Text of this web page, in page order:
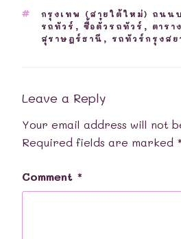
TAGS
กรุงเทพ (สายใต้ใหม่) ถนน
รถทัวร์ , ซื้อตั๋วรถทัวร์ , ตารา
สุราษฎร์ธานี , รถทัวร์กรุงสย
Leave a Reply
Your email address will not
Required fields are marked
Comment *